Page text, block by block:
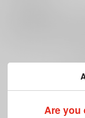
Are you